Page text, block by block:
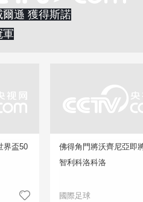
遜 獲得斯諾
軍
界盃50
佛得角門將沃齊尼亞即
智利科洛科洛
國際足球